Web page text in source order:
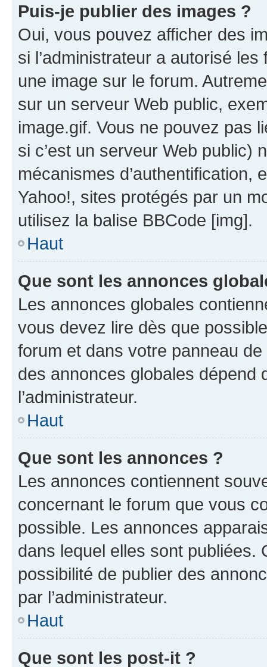
Puis-je publier des images ?
Oui, vous pouvez afficher des
si l’administrateur a autorisé
une image sur le forum.
sur un serveur Web public,
image.gif. Vous ne pouvez pas
si c’est un serveur Web public)
mécanismes d’authentification,
Yahoo!, sites protégés par un
utilisez la balise BBCode [img].
Haut
Que sont les annonces
Les annonces globales
vous devez lire dès que
forum et dans votre panneau
des annonces globales dépend
l’administrateur.
Haut
Que sont les annonces ?
Les annonces contiennent
concernant le forum que vous
possible. Les annonces
dans lequel elles sont publiées.
possibilité de publier des
par l’administrateur.
Haut
Que sont les post-it ?